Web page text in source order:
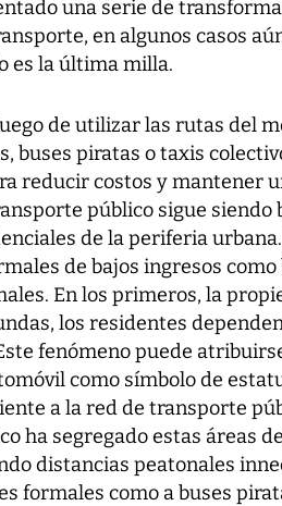
una serie de
en algunos casos
es la última milla.
de utilizar las rutas del
buses piratas o taxis
reducir costos y mantener
público sigue
de la periferia
de bajos ingresos
En los primeros, la
los residentes
fenómeno puede
como símbolo de
a la red de transporte
ha segregado estas áreas
distancias peatonales
formales como a buses